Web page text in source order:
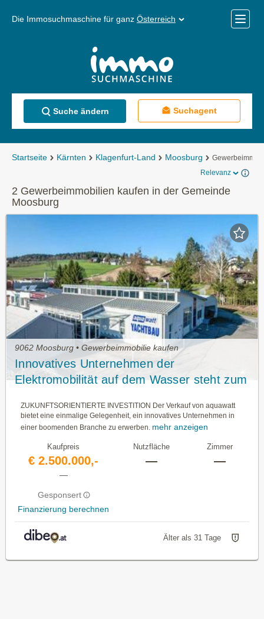
Die Immosuchmaschine für ganz Österreich
Menü
Suche ändern Suchagent
Startseite Kärnten Klagenfurt-Land Moosburg
Relevanz
2 Gewerbeimmobilien kaufen in der Gemeinde
Moosburg
9062 Moosburg • Gewerbeimmobilie kaufen
Innovatives Unternehmen der
Elektromobilität auf dem Wasser steht zum
Investitionschance.
ZUKUNFTSORIENTIERTE INVESTITION Der Verkauf von aquawatt
bietet eine einmalige Gelegenheit, ein innovatives Unternehmen in
einer boomenden Branche zu erwerben. mehr anzeigen
Kaufpreis
€ 2.500.000,-
—
Gesponsert
Finanzierung berechnen
Nutzfläche
—
Zimmer
—
Älter als 31 Tage